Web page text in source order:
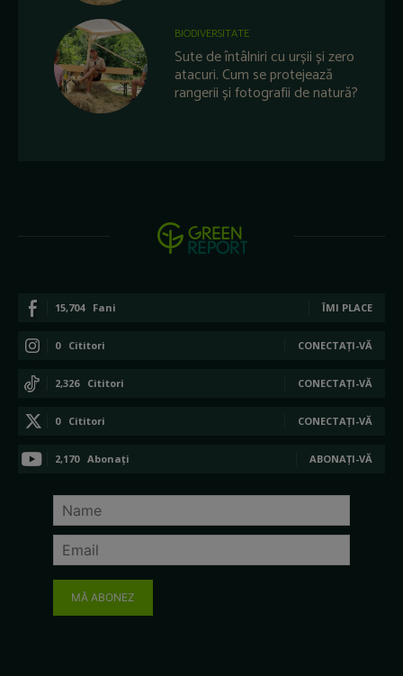
BIODIVERSITATE
Sute de întâlniri cu urșii și zero
atacuri. Cum se protejează
rangerii și fotografii de natură?
15,704 Fani ÎMI PLACE
0 Cititori CONECTAȚI-VĂ
2,326 Cititori CONECTAȚI-VĂ
0 Cititori CONECTAȚI-VĂ
2,170 Abonați ABONAȚI-VĂ
MĂ ABONEZ